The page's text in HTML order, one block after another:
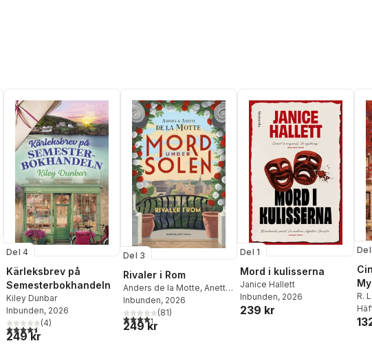
Del 4
Kärleksbrev på
Semesterbokhandeln
Kiley Dunbar
Inbunden, 2026
4,5utav 5 stjärnor. Totalt antal röster:
(4)
249 kr
Del 3
Rivaler i Rom
Anders de la Motte, Anette
de la Motte
Inbunden, 2026
4,3utav 5 stjärnor. Totalt antal röster:
(81)
249 kr
Del 1
Mord i kulisserna
Janice Hallett
Inbunden, 2026
239 kr
Del
R.